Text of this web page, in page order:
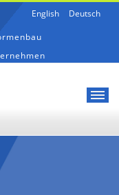
English
Deutsch